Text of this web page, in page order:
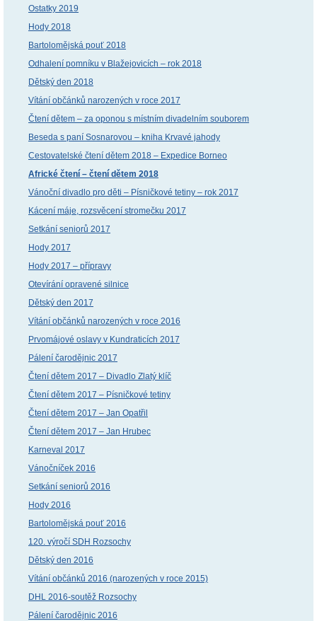
Ostatky 2019
Hody 2018
Bartolomějská pouť 2018
Odhalení pomníku v Blažejovicích – rok 2018
Dětský den 2018
Vítání občánků narozených v roce 2017
Čtení dětem – za oponou s místním divadelním souborem
Beseda s paní Sosnarovou – kniha Krvavé jahody
Cestovatelské čtení dětem 2018 – Expedice Borneo
Africké čtení – čtení dětem 2018
Vánoční divadlo pro děti – Písničkové tetiny – rok 2017
Kácení máje, rozsvěcení stromečku 2017
Setkání seniorů 2017
Hody 2017
Hody 2017 – přípravy
Otevírání opravené silnice
Dětský den 2017
Vítání občánků narozených v roce 2016
Prvomájové oslavy v Kundraticích 2017
Pálení čarodějnic 2017
Čtení dětem 2017 – Divadlo Zlatý klíč
Čtení dětem 2017 – Písničkové tetiny
Čtení dětem 2017 – Jan Opatřil
Čtení dětem 2017 – Jan Hrubec
Karneval 2017
Vánočníček 2016
Setkání seniorů 2016
Hody 2016
Bartolomějská pouť 2016
120. výročí SDH Rozsochy
Dětský den 2016
Vítání občánků 2016 (narozených v roce 2015)
DHL 2016-soutěž Rozsochy
Pálení čarodějnic 2016